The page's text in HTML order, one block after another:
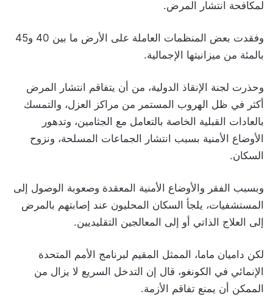
لمكافحة انتشار المرض.
وفقدت بعض المنظمات العاملة على الأرض ما بين 40 و45
بالمئة من ميزانيتها الإجمالية.
وحذرت لجنة الإنقاذ الدولية، من أن يتفاقم انتشار المرض
أكثر في ظل الهروب المستمر من مراكز العزل، والتمسك
بالعادات القبلية الخاصة بالتعامل مع الجثامين، وتدهور
الأوضاع الأمنية بسبب انتشار الجماعات المسلحة، ونزوح
السكان.
وبسبب الفقر والأوضاع الأمنية المعقدة وصعوبة الوصول إلى
المستشفيات، يلجأ السكان المحليون عند إصابتهم بالمرض
إلى العلاج الذاتي أو إلى المعالجين التقليديين.
لكن داميان ماما، الممثل المقيم لبرنامج الأمم المتحدة
الإنمائي في الكونغو، قال إن التدخل السريع لا يزال من
الممكن أن يمنع تفاقم الأزمة.